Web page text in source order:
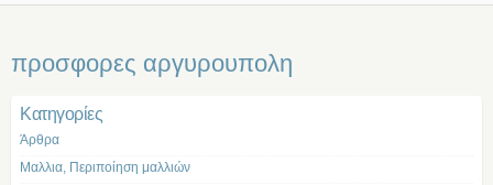
προσφορες αργυρουπολη
Kατηγορίες
Άρθρα
Μαλλια, Περιποίηση μαλλιών